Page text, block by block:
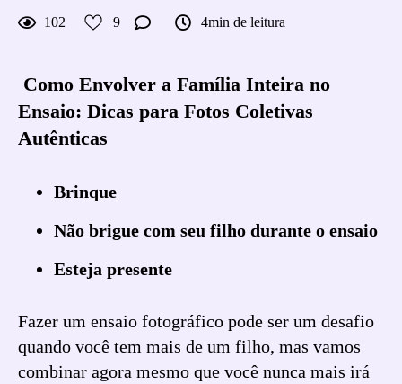
102 9 4min de leitura
Como Envolver a Família Inteira no
Ensaio: Dicas para Fotos Coletivas
Autênticas
Brinque
Não brigue com seu filho durante o ensaio
Esteja presente
Fazer um ensaio fotográfico pode ser um desafio
quando você tem mais de um filho, mas vamos
combinar agora mesmo que você nunca mais irá